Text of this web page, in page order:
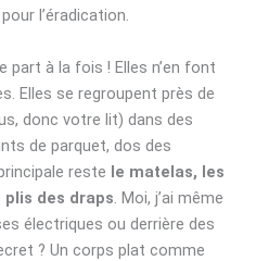
l’éradication.
part à la fois ! Elles n’en font
Elles se regroupent près de
donc votre lit) dans des
de parquet, dos des
reste le matelas, les
des draps. Moi, j’ai même
électriques ou derrière des
? Un corps plat comme